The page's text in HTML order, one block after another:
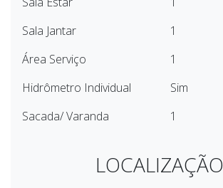
Sala Jantar
1
Área Serviço
1
Hidrômetro Individual
Sim
Sacada/ Varanda
1
LOCALIZAÇÃO